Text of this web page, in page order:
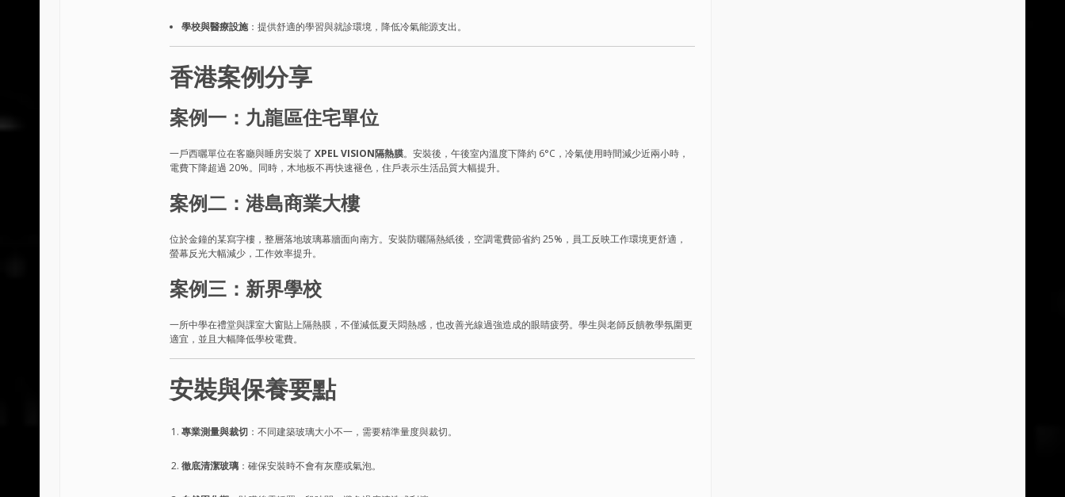
學校與醫療設施：提供舒適的學習與就診環境，降低冷氣能源支出。
香港案例分享
案例一：九龍區住宅單位
一戶西曬單位在客廳與睡房安裝了 XPEL VISION隔熱膜。安裝後，午後室內溫度下降約 6°C，冷氣使用時間減少近兩小時，
電費下降超過 20%。同時，木地板不再快速褪色，住戶表示生活品質大幅提升。
案例二：港島商業大樓
位於金鐘的某寫字樓，整層落地玻璃幕牆面向南方。安裝防曬隔熱紙後，空調電費節省約 25%，員工反映工作環境更舒適，
螢幕反光大幅減少，工作效率提升。
案例三：新界學校
一所中學在禮堂與課室大窗貼上隔熱膜，不僅減低夏天悶熱感，也改善光線過強造成的眼睛疲勞。學生與老師反饋教學氛圍更
適宜，並且大幅降低學校電費。
安裝與保養要點
專業測量與裁切 ：不同建築玻璃大小不一，需要精準量度與裁切。
徹底清潔玻璃 ：確保安裝時不會有灰塵或氣泡。